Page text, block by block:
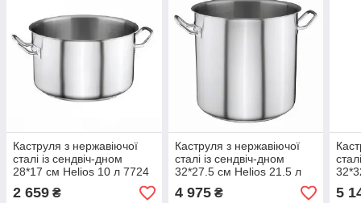
Каструля з нержавіючої
сталі із сендвіч-дном
28*17 см Helios 10 л 7724
2 659 ₴
Каструля з нержавіючої
сталі із сендвіч-дном
32*27.5 см Helios 21.5 л
7705
4 975₴ 5